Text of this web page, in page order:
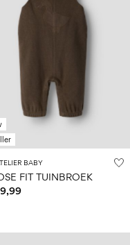
BABY
FIT TUINBROEK